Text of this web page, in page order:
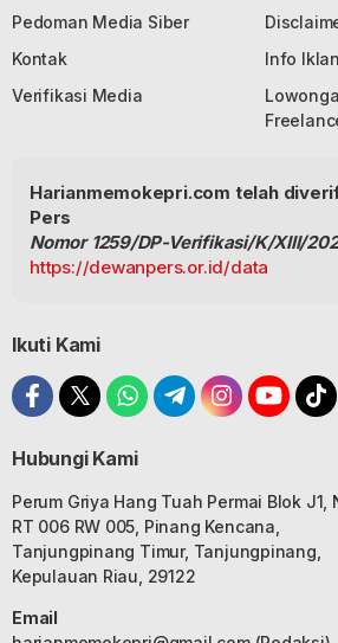
Pedoman Media Siber
Kontak
Info Iklan
Verifikasi Media
Harianmemokepri.com telah
Pers
Nomor 1259/DP-Verifikasi/K/XIII/
https://dewanpers.or.id/data
Ikuti Kami
Hubungi Kami
Perum Griya Hang Tuah Permai Blok J1,
RT 006 RW 005, Pinang Kencana,
Tanjungpinang Timur, Tanjungpinang,
Kepulauan Riau, 29122
Email